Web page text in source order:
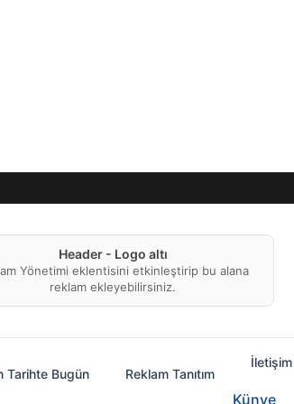
Header - Logo altı
Yönetimi eklentisini etkinleştirip bu alana
reklam ekleyebilirsiniz.
Tarihte Bugün Reklam Tanıtım
İletişim
Künye